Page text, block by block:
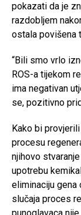
pokazati da je
razdobljem
ostala povišena
“Bili smo vrlo
ROS-a tijekom
ima negativan
se, pozitivno
Kako bi
procesu
njihovo
upotrebu
eliminaciju gena
slučaja proces